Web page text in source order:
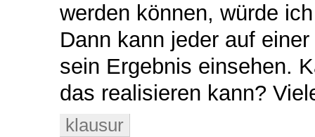
werden können, würde
Dann kann jeder auf
sein Ergebnis einsehen.
das realisieren kann?
klausur